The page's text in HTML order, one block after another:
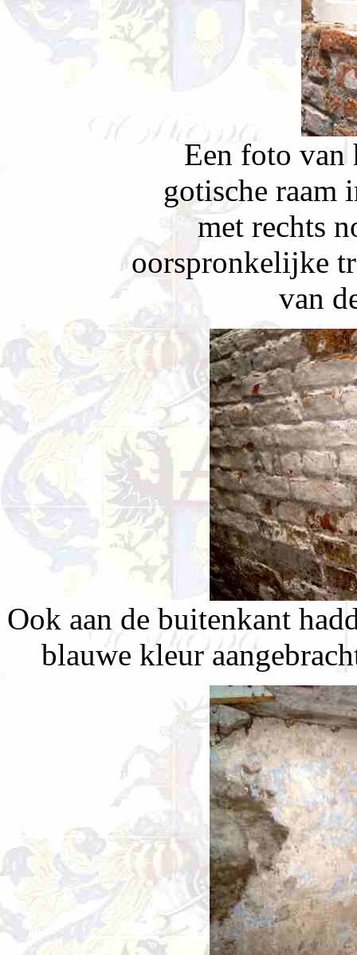
Een foto van
gotische raam
met rechts
oorspronkelijke
van
Ook aan de buitenkant
blauwe kleur